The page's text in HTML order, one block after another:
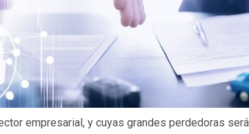
empresarial, y cuyas grandes perdedoras